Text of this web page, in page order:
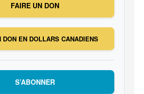
FAIRE UN DON
DON EN DOLLARS CANADIENS
S’ABONNER